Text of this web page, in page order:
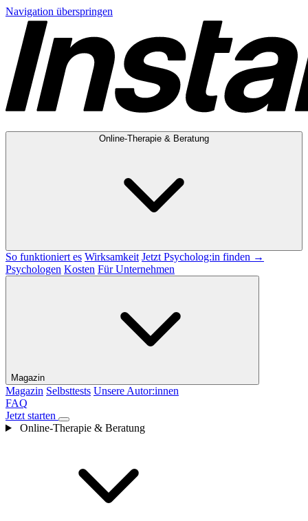
Navigation überspringen
Online-Therapie & Beratung
So funktioniert es Wirksamkeit Jetzt Psycholog:in finden →
Psychologen Kosten Für Unternehmen
Magazin
Magazin Selbsttests Unsere Autor:innen
FAQ
Jetzt starten
Online-Therapie & Beratung